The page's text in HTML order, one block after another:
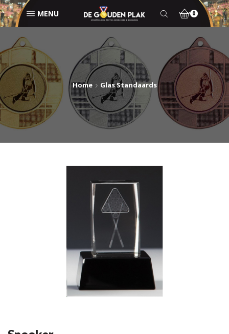
MENU 0
Home Glas Standaards